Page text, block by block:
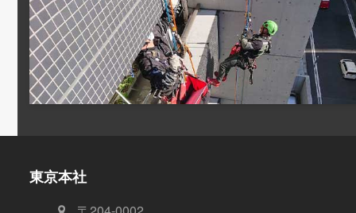
東京本社